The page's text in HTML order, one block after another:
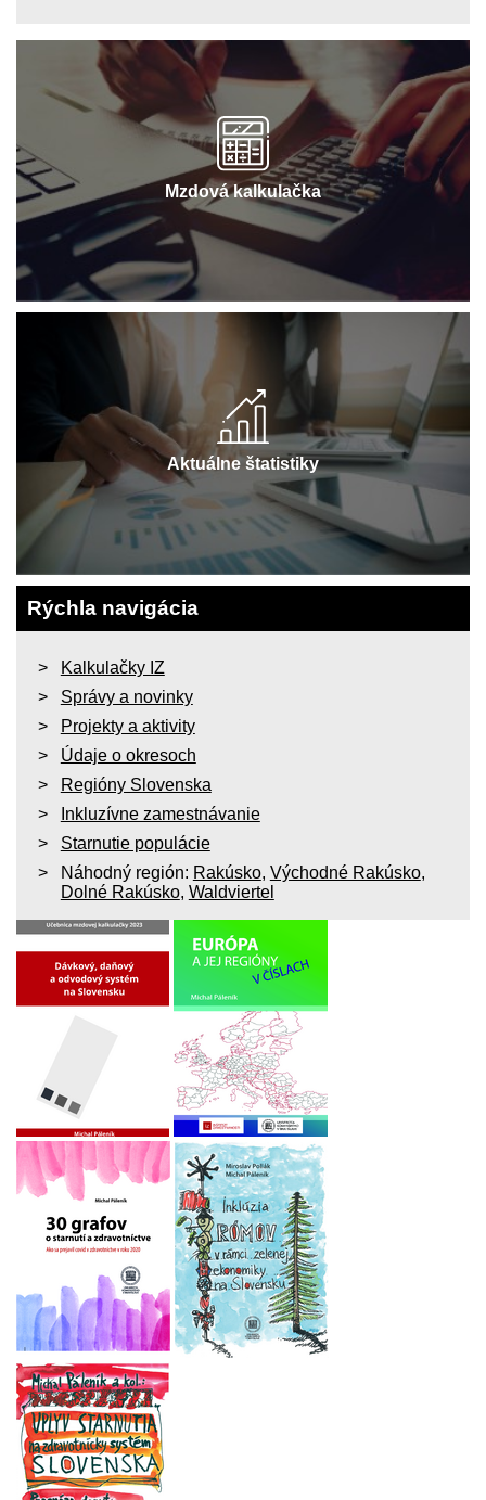
Mzdová kalkulačka
Aktuálne štatistiky
Rýchla navigácia
Kalkulačky IZ
Správy a novinky
Projekty a aktivity
Údaje o okresoch
Regióny Slovenska
Inkluzívne zamestnávanie
Starnutie populácie
Náhodný región: Rakúsko, Východné Rakúsko,
Dolné Rakúsko, Waldviertel